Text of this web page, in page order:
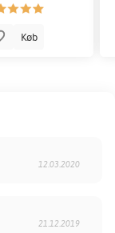
Køb
12.03.2020
21.12.2019